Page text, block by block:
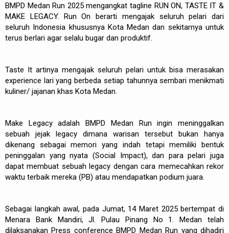
BMPD Medan Run 2025 mengangkat tagline RUN ON, TASTE IT &
MAKE LEGACY. Run On berarti mengajak seluruh pelari dari
seluruh Indonesia khususnya Kota Medan dan sekitarnya untuk
terus berlari agar selalu bugar dan produktif.
Taste It artinya mengajak seluruh pelari untuk bisa merasakan
experience lari yang berbeda setiap tahunnya sembari menikmati
kuliner/ jajanan khas Kota Medan.
Make Legacy adalah BMPD Medan Run ingin meninggalkan
sebuah jejak legacy dimana warisan tersebut bukan hanya
dikenang sebagai memori yang indah tetapi memiliki bentuk
peninggalan yang nyata (Social Impact), dan para pelari juga
dapat membuat sebuah legacy dengan cara memecahkan rekor
waktu terbaik mereka (PB) atau mendapatkan podium juara.
Sebagai langkah awal, pada Jumat, 14 Maret 2025 bertempat di
Menara Bank Mandiri, Jl. Pulau Pinang No 1. Medan telah
dilaksanakan Press conference BMPD Medan Run yang dihadiri